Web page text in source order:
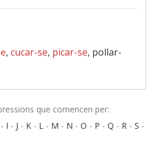
, cucar-se, picar-se, pollar-
que comencen per:
- I - J - K - L - M - N - O - P - Q - R - S -